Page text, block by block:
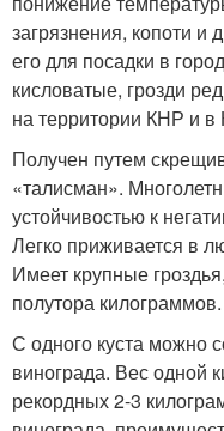
загрязнения, копоти и
его для посадки в
кисловатые, грозди
на территории КНР и в
Получен путем
«талисман».
устойчивостью к
Легко приживается в
Имеет крупные
полутора килограммов.
С одного куста можно
винограда. Вес одной
рекордных 2-3